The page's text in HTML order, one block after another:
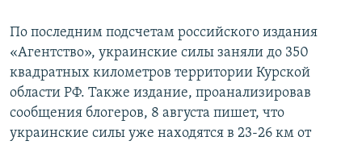
По последним подсчетам российского издания
«Агентство», украинские силы заняли до 350
квадратных километров территории Курской
области РФ. Также издание, проанализировав
сообщения блогеров, 8 августа пишет, что
украинские силы уже находятся в 23-26 км от